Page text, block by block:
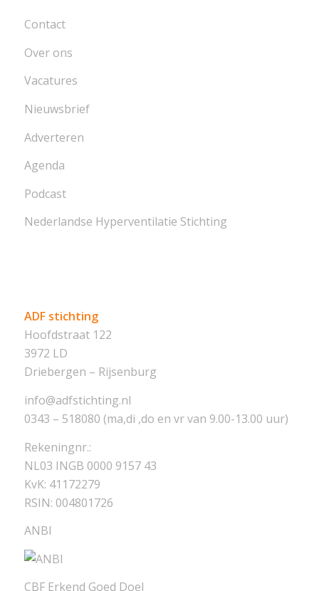
Contact
Over ons
Vacatures
Nieuwsbrief
Adverteren
Agenda
Podcast
Nederlandse Hyperventilatie Stichting
ADF stichting
Hoofdstraat 122
3972 LD
Driebergen – Rijsenburg
info@adfstichting.nl
0343 – 518080 (ma,di ,do en vr van 9.00-13.00 uur)
Rekeningnr.:
NL03 INGB 0000 9157 43
KvK: 41172279
RSIN: 004801726
ANBI
CBF Erkend Goed Doel